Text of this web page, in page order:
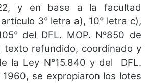
y en base a la facultad
3° letra a), 10° letra c),
del DFL. MOP. Nº850 de
texto refundido, coordinado y
la Ley N°15.840 y del DFL.
1960, se expropiaron los lotes